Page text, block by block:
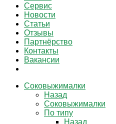
Сервис
Новости
Статьи
Отзывы
Партнёрство
Контакты
Вакансии
Соковыжималки
Назад
Соковыжималки
По типу
Назад